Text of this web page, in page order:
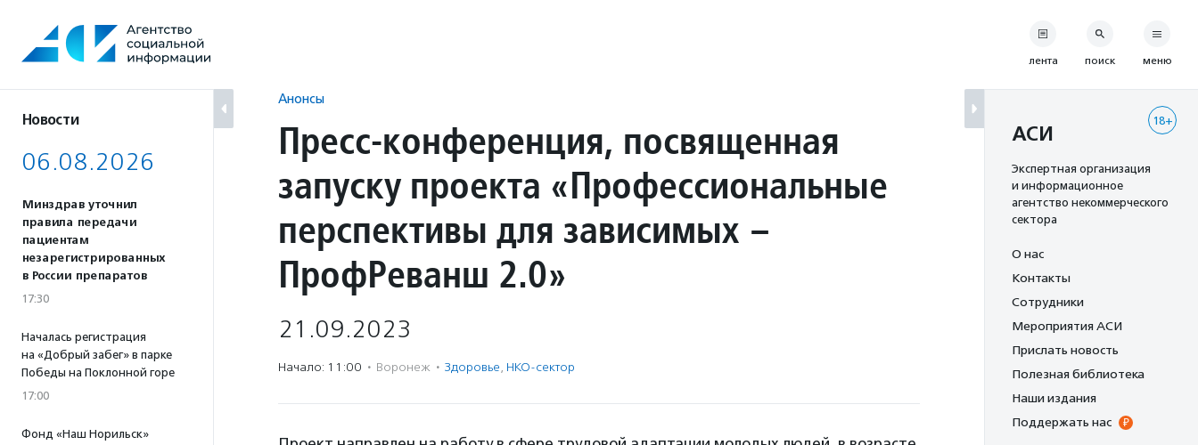
содержанию
Новости
06.08.2026
Минздрав уточнил
правила передачи
пациентам
незарегистрированных
в России препаратов
17:30
Началась регистрация
на «Добрый забег» в парке
Победы на Поклонной горе
17:00
Фонд «Наш Норильск»
Анонсы
Пресс-конференция, посвященная
запуску проекта «Профессиональные
перспективы для зависимых –
ПрофРеванш 2.0»
21.09.2023
Начало: 11:00 · Воронеж · Здоровье, НКО-сектор
лента поиск меню
18+
АСИ
Экспертная организация
и информационное
агентство некоммерческого
сектора
О нас
Контакты
Сотрудники
Мероприятия АСИ
Прислать новость
Полезная библиотека
Наши издания
Поддержать нас